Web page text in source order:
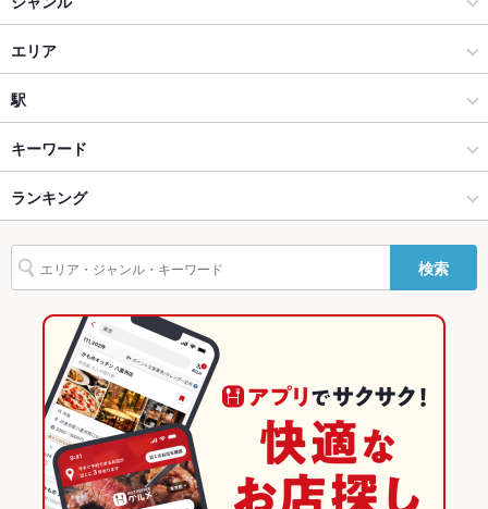
ソファー
あり ：片面ソファーシート席ございます。お祝いや女子会、誕
生日会などに人気のお席です
テラス席
なし ：テラス席のご用意はございませんが、様々なシーンでご
設備
バリアフリ
ー
なし ：バリアフリーのご用意は御座いませんが、何かご不便な
点等ございましたらできる限りの対応をさせて頂きます
なし ：専用の駐車場のご用意がございませんので、お手数です
がお近くのコインパーキングをご利用下さい。
英語メニュ
あり
その他設備 ※不明点等ございましたらお問い合わせ下さいませ
その他
焼肉・ホルモン
肉料理全般
焼肉
恵比寿・中目黒・代官山・広尾 × 焼肉・ホルモン
恵比寿・中目黒・代官山・広尾 × 肉料理全般
恵比寿・中目黒・代官山・広尾 × 焼肉
恵比寿駅 × 焼肉・ホルモン
恵比寿駅 × 肉料理全般
恵比寿駅 × 焼肉
エリア
恵比寿
恵比寿 × 焼肉・ホルモン
恵比寿 × 肉料理全般
恵比寿 × 焼肉
東京
東京 × 焼肉・ホルモン
東京 × 肉料理全般
東京 × 焼肉
駅
恵比寿駅
キーワード
ソーセージ
ランキング
東京のグルメランキング
東京の焼肉・ホルモンランキング
東京の肉料理全般ランキング
恵比寿・中目黒・代官山・広尾のグルメランキング
恵比寿・中目黒・代官山・広尾の焼肉・ホルモンランキング
恵比寿・中目黒・代官山・広尾の肉料理全般ランキング
検索